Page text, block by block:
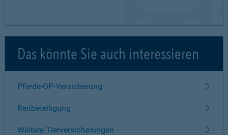
Das könnte Sie auch interessieren
Pferde-OP-Versicherung
Reitbeteiligung
Weitere Tierversicherungen